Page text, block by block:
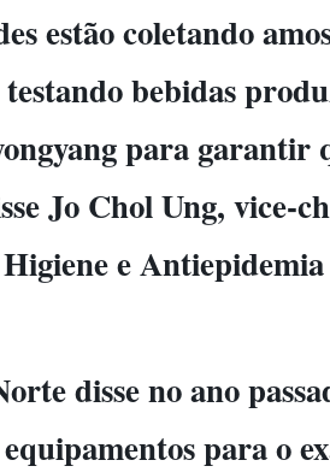
estão coletando
bebidas
para garantir
Jo Chol Ung, vice-
e Antiepidemia
disse no ano
para o